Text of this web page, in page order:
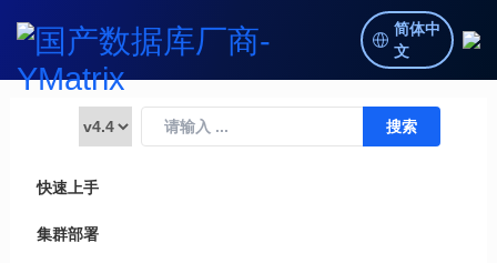
简体中
文
快速上手
集群部署